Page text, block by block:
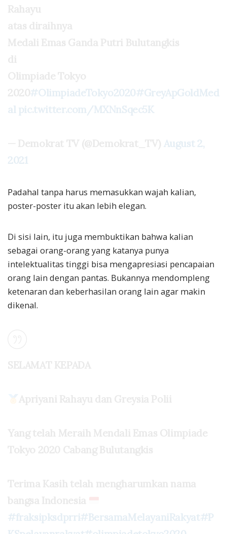
#OlimpiadeTokyo2020#GreyApGoldMed
al pic.twitter.com/MXNnSqec5K
August 2,
2021
Padahal tanpa harus memasukkan wajah kalian,
poster-poster itu akan lebih elegan.
Di sisi lain, itu juga membuktikan bahwa kalian
sebagai orang-orang yang katanya punya
intelektualitas tinggi bisa mengapresiasi pencapaian
orang lain dengan pantas. Bukannya mendompleng
ketenaran dan keberhasilan orang lain agar makin
dikenal.
#fraksipksdprri#BersamaMelayaniRakyat#P